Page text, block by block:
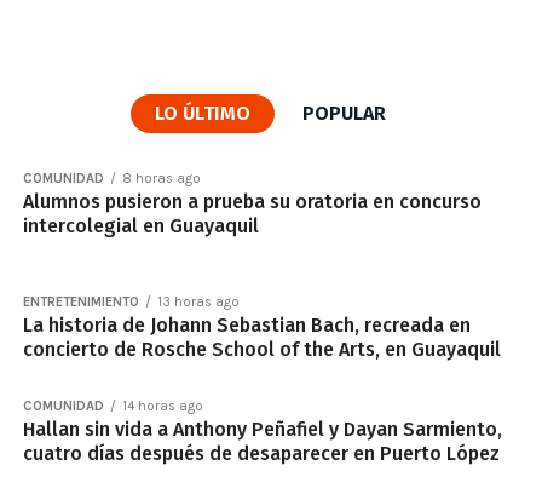
LO ÚLTIMO POPULAR
COMUNIDAD 8 horas ago
Alumnos pusieron a prueba su oratoria en concurso
intercolegial en Guayaquil
ENTRETENIMIENTO 13 horas ago
La historia de Johann Sebastian Bach, recreada en
concierto de Rosche School of the Arts, en Guayaquil
COMUNIDAD 14 horas ago
Hallan sin vida a Anthony Peñafiel y Dayan Sarmiento,
cuatro días después de desaparecer en Puerto López